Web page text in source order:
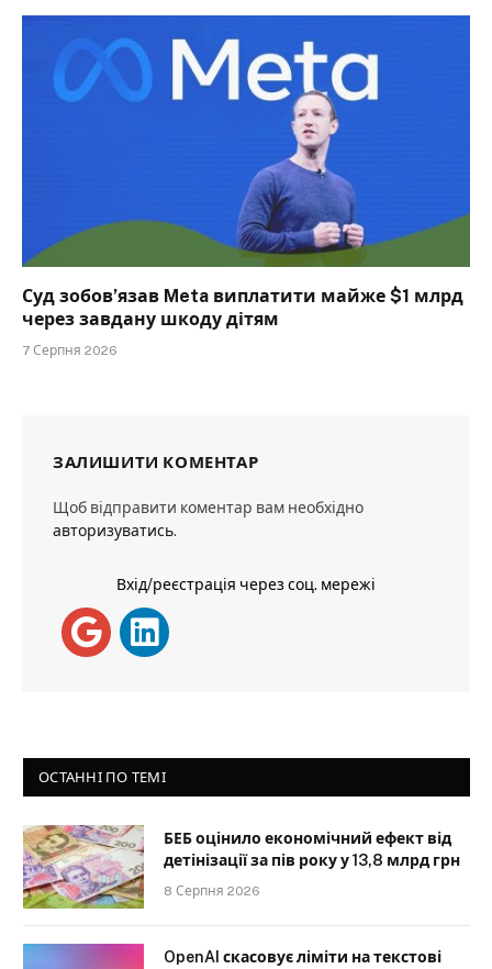
Суд зобов’язав Meta виплатити майже $1 млрд
через завдану шкоду дітям
7 Серпня 2026
ЗАЛИШИТИ КОМЕНТАР
Щоб відправити коментар вам необхідно
авторизуватись.
Вхід/реєстрація через соц. мережі
ОСТАННІ ПО ТЕМІ
БЕБ оцінило економічний ефект від
детінізації за пів року у 13,8 млрд грн
8 Серпня 2026
OpenAI скасовує ліміти на текстові